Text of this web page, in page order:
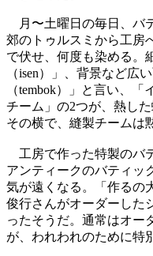
月〜土曜日の毎日、バ
郊のトゥルスミから工房
で伏せ、何度も染める。
（isen）」、背景など広
（tembok）」と言い、
チーム」の2つが、熱し
その横で、縫製チームは
工房で作った特製のバ
アンティークのバティッ
気が遠くなる。「作るの
俊行さんがオーダーした
ったそうだ。通常はオー
が、われわれのために特